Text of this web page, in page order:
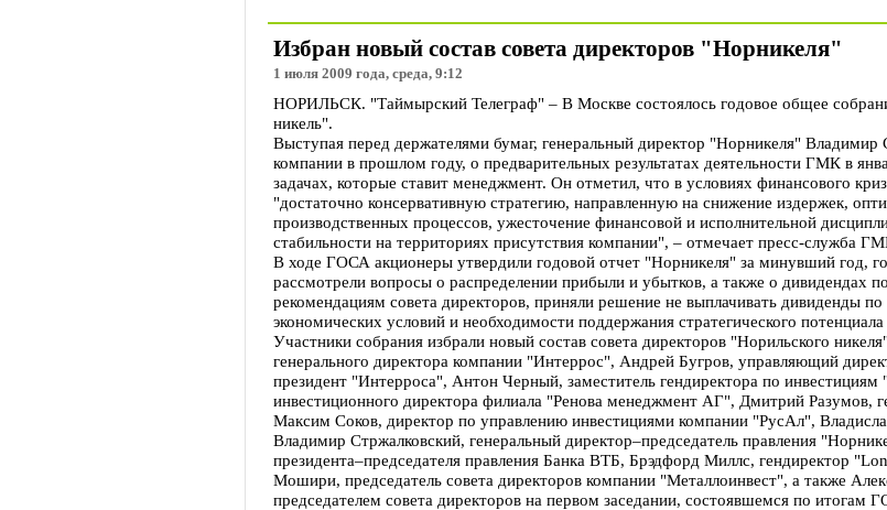
Избран новый состав совета директоров "Норникеля"
1 июля 2009 года, среда, 9:12
НОРИЛЬСК. "Таймырский Телеграф" – В Москве состоялось годовое общее
никель".
Выступая перед держателями бумаг, генеральный директор "Норникеля" Владимир
компании в прошлом году, о предварительных результатах деятельности ГМК в
задачах, которые ставит менеджмент. Он отметил, что в условиях финансового
"достаточно консервативную стратегию, направленную на снижение издержек,
производственных процессов, ужесточение финансовой и исполнительной
стабильности на территориях присутствия компании", – отмечает пресс-служба
В ходе ГОСА акционеры утвердили годовой отчет "Норникеля" за минувший год,
рассмотрели вопросы о распределении прибыли и убытков, а также о дивидендах
рекомендациям совета директоров, приняли решение не выплачивать дивиденды
экономических условий и необходимости поддержания стратегического
Участники собрания избрали новый состав совета директоров "Норильского
генерального директора компании "Интеррос", Андрей Бугров, управляющий
президент "Интерроса", Антон Черный, заместитель гендиректора по
инвестиционного директора филиала "Ренова менеджмент АГ", Дмитрий
Максим Соков, директор по управлению инвестициями компании "РусАл",
Владимир Стржалковский, генеральный директор–председатель правления
президента–председателя правления Банка ВТБ, Брэдфорд Миллс, гендиректор
Мошири, председатель совета директоров компании "Металлоинвест", а также
председателем совета директоров на первом заседании, состоявшемся по итогам